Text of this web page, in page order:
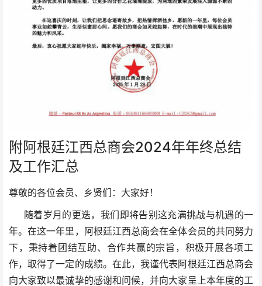
附阿根廷江西总商会2024年年终总结
及工作汇总
尊敬的各位会员、乡贤们：大家好！
随着岁月的更迭，我们即将告别这充满挑战与机遇的一
年。在这一年里，阿根廷江西总商会在全体会员的共同努力
下，秉持着团结互助、合作共赢的宗旨，积极开展各项工
作，取得了一定的成绩。在此，我谨代表阿根廷江西总商会
向大家致以最诚挚的感谢和问候，并向大家呈上本年度的工